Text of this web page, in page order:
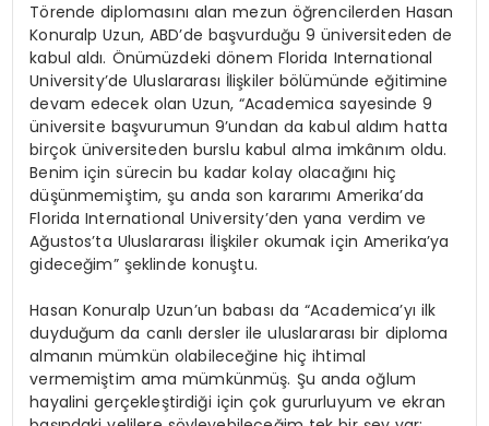
Törende diplomasını alan mezun öğrencilerden Hasan
Konuralp Uzun, ABD’de başvurduğu 9 üniversiteden de
kabul aldı. Önümüzdeki dönem Florida International
University’de Uluslararası İlişkiler bölümünde eğitimine
devam edecek olan Uzun, “Academica sayesinde 9
üniversite başvurumun 9’undan da kabul aldım hatta
birçok üniversiteden burslu kabul alma imkânım oldu.
Benim için sürecin bu kadar kolay olacağını hiç
düşünmemiştim, şu anda son kararımı Amerika’da
Florida International University’den yana verdim ve
Ağustos’ta Uluslararası İlişkiler okumak için Amerika’ya
gideceğim” şeklinde konuştu.
Hasan Konuralp Uzun’un babası da “Academica’yı ilk
duyduğum da canlı dersler ile uluslararası bir diploma
almanın mümkün olabileceğine hiç ihtimal
vermemiştim ama mümkünmüş. Şu anda oğlum
hayalini gerçekleştirdiği için çok gururluyum ve ekran